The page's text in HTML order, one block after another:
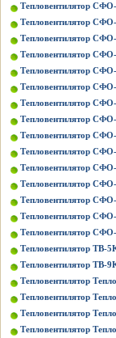
Тепловентилятор
Тепловентилятор
Тепловентилятор
Тепловентилятор
Тепловентилятор
Тепловентилятор
Тепловентилятор
Тепловентилятор
Тепловентилятор
Тепловентилятор
Тепловентилятор
Тепловентилятор
Тепловентилятор
Тепловентилятор
Тепловентилятор
Тепловентилятор ТВ-
Тепловентилятор ТВ-
Тепловентилятор
Тепловентилятор
Тепловентилятор
Тепловентилятор